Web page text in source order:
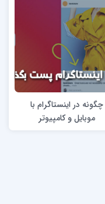
چگونه در اینستاگرام با
موبایل و کامپیوتر
پست بگذاریم؟ آموزش